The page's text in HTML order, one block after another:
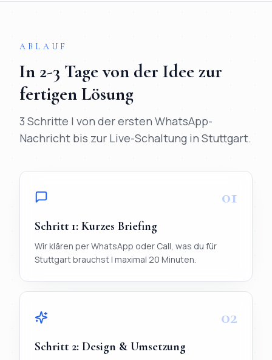
ABLAUF
In 2-3 Tagevon der Idee zur
fertigen Lösung
3 Schritte | von der ersten WhatsApp-
Nachricht bis zur Live-Schaltung in Stuttgart.
01
Schritt 1: Kurzes Briefing
Wir klären per WhatsApp oder Call, was du für
Stuttgart brauchst | maximal 20 Minuten.
02
Schritt 2: Design & Umsetzung